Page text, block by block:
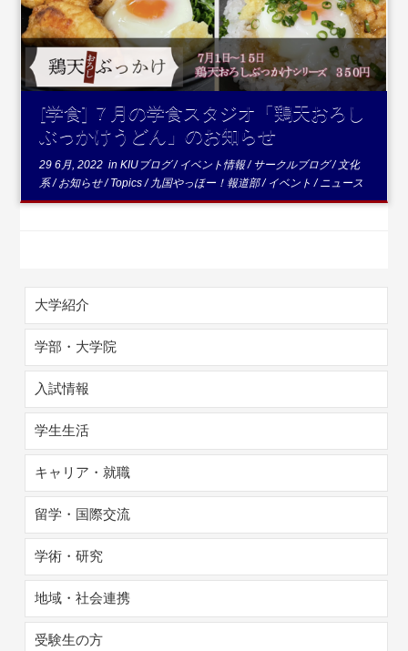
...続きを読む
[学食] ７月の学食スタジオ「鶏天おろし
ぶっかけうどん」のお知らせ
29 6月, 2022 inKIUブログ/ イベント情報/ サークルブログ/ 文化
系/お知らせ/Topics/九国やっほー！報道部/ イベント/ニュース
大学紹介
学部・大学院
入試情報
学生生活
キャリア・就職
留学・国際交流
学術・研究
地域・社会連携
受験生の方